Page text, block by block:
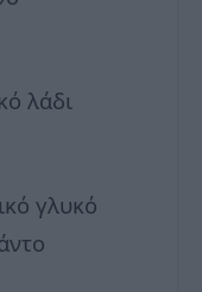
λάδι
γλυκό